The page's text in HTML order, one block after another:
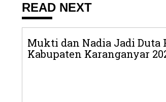
READ NEXT
Mukti dan Nadia Jadi Duta
Kabupaten Karanganyar